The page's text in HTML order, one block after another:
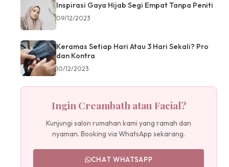
Inspirasi Gaya Hijab Segi Empat Tanpa Peniti
09/12/2023
Keramas Setiap Hari Atau 3 Hari Sekali? Pro
dan Kontra
10/12/2023
Ingin Creambath atau Facial?
Kunjungi salon rumahan kami yang ramah dan
nyaman. Booking via WhatsApp sekarang.
CHAT WHATSAPP